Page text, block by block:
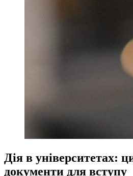
Дія в університетах:
документи для вступу